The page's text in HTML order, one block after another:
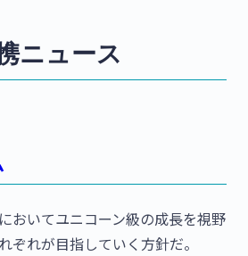
ニュース
おいてユニコーン級の成長を視野
ぞれが目指していく方針だ。